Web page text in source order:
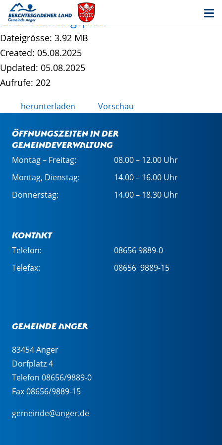
Am Sportplatz (Aufstellung) - Plan mit
Grünordnungsplan
Dateigrösse: 3.92 MB
Created: 05.08.2025
Updated: 05.08.2025
Aufrufe: 202
herunterladen Vorschau
Öffnungszeiten in der
Gemeindeverwaltung
Montag – Freitag:
08.00 – 12.00 Uhr
Montag, Dienstag:
14.00 – 16.00 Uhr
Donnerstag:
14.00 – 18.30 Uhr
Kontakt
Telefon:
08656 9889-0
Telefax:
08656 9889-15
Gemeinde Anger
83454 Anger
Dorfplatz 4
Telefon 08656/9889-0
Fax 08656/9889-15
gemeinde@anger.de